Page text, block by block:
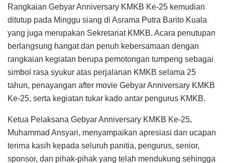
Rangkaian Gebyar Anniversary KMKB Ke-25 kemudian
ditutup pada Minggu siang di Asrama Putra Barito Kuala
yang juga merupakan Sekretariat KMKB. Acara penutupan
berlangsung hangat dan penuh kebersamaan dengan
rangkaian kegiatan berupa pemotongan tumpeng sebagai
simbol rasa syukur atas perjalanan KMKB selama 25
tahun, penayangan after movie Gebyar Anniversary KMKB
Ke-25, serta kegiatan tukar kado antar pengurus KMKB.
Ketua Pelaksana Gebyar Anniversary KMKB Ke-25,
Muhammad Ansyari, menyampaikan apresiasi dan ucapan
terima kasih kepada seluruh panitia, pengurus, senior,
sponsor, dan pihak-pihak yang telah mendukung sehingga